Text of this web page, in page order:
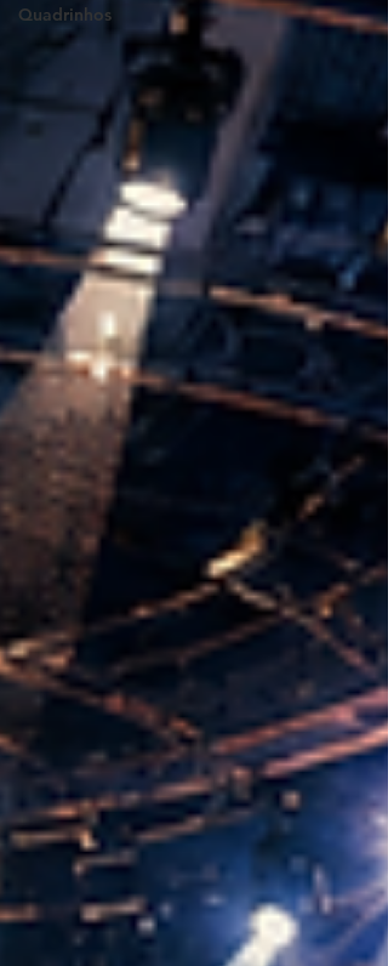
Quadrinhos